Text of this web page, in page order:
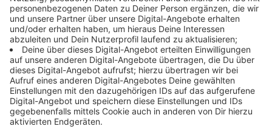
Anzeige
Im Einzelnen ist die Trassenführung wie folgt geplant:
Der Abschnitt beginnt auf dem Betriebsgelände der
Thyssenkrupp Steel (TKS). Hier sind Um- und
Ausbauarbeiten im Bereich von Grünanlagen, des
Gehwegs und der Zufahrt nötig. Der geplante Radweg
verläuft am Rand des Betriebsgeländes. Im weiteren